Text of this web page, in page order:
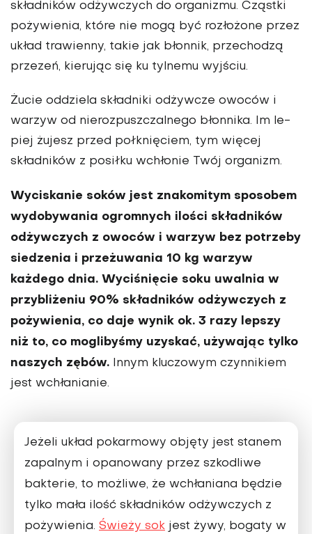
składników odżyw­czych do organizmu. Cząstki
pożywienia, które nie mogą być rozłożone przez
układ trawienny, takie jak błonnik, przechodzą
przezeń, kierując się ku tylnemu wyjściu.
Żucie oddziela składniki odżywcze owoców i
warzyw od nierozpuszczalnego błonnika. Im le­
piej żujesz przed połknięciem, tym więcej
skład­ników z posiłku wchłonie Twój organizm.
Wyciskanie soków jest znakomitym sposobem
wy­dobywania ogromnych ilości składników
odżywczych z owoców i warzyw bez potrzeby
siedzenia i przeżuwania 10 kg warzyw
każdego dnia. Wyciśnięcie soku uwalnia w
przybliżeniu 90% składników odżywczych z
poży­wienia, co daje wynik ok. 3 razy lepszy
niż to, co mogli­byśmy uzyskać, używając tylko
naszych zębów. Innym kluczowym czynnikiem
jest wchłanianie.
Jeżeli układ pokarmowy objęty jest stanem
zapalnym i opanowa­ny przez szkodliwe
bakterie, to możliwe, że wchłaniana będzie
tylko mała ilość składników odżywczych z
pożywie­nia. Świeży sok jest żywy, bogaty w